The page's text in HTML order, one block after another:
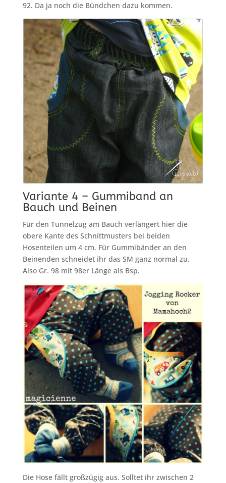
92. Da ja noch die Bündchen dazu kommen.
Variante 4 – Gummiband an
Bauch und Beinen
Für den Tunnelzug am Bauch verlängert hier die
obere Kante des Schnittmusters bei beiden
Hosenteilen um 4 cm. Für Gummibänder an den
Beinenden schneidet ihr das SM ganz normal zu.
Also Gr. 98 mit 98er Länge als Bsp.
Die Hose fällt großzügig aus. Solltet ihr zwischen 2